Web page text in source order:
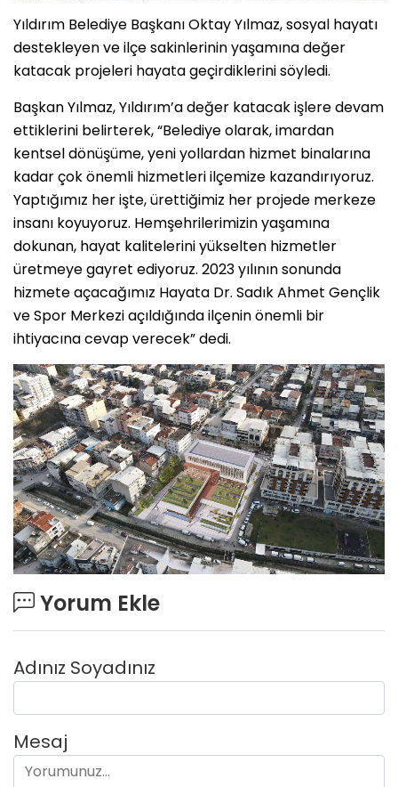
Yıldırım Belediye Başkanı Oktay Yılmaz, sosyal hayatı
destekleyen ve ilçe sakinlerinin yaşamına değer
katacak projeleri hayata geçirdiklerini söyledi.
Başkan Yılmaz, Yıldırım’a değer katacak işlere devam
ettiklerini belirterek, “Belediye olarak, imardan
kentsel dönüşüme, yeni yollardan hizmet binalarına
kadar çok önemli hizmetleri ilçemize kazandırıyoruz.
Yaptığımız her işte, ürettiğimiz her projede merkeze
insanı koyuyoruz. Hemşehrilerimizin yaşamına
dokunan, hayat kalitelerini yükselten hizmetler
üretmeye gayret ediyoruz. 2023 yılının sonunda
hizmete açacağımız Hayata Dr. Sadık Ahmet Gençlik
ve Spor Merkezi açıldığında ilçenin önemli bir
ihtiyacına cevap verecek” dedi.
Yorum Ekle
Adınız Soyadınız
Mesaj